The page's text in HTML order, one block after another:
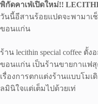
พิกัดคาเฟ่เปิดใหม่!!
วันนี้อีสานร้อยแปดจะพามาเ
ขอนแก่น
ร้าน lecithin special coffee
ขอนแก่น เป็นร้านขายกาแฟ
เรื่องการตกแต่งร้านแบบโม
ลมินิใจแต่เต็มไปด้วยเท่